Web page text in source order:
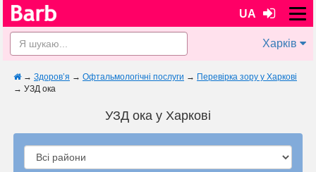
UA
Харків
→ Здоров’я → Офтальмологічні послуги → Перевірка зору у Харкові
→ УЗД ока
УЗД ока у Харкові